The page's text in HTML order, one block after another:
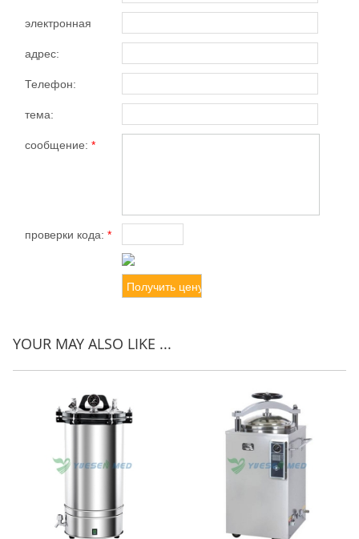
электронная
адрес:
Телефон:
тема:
сообщение:*
проверки кода:*
YOUR MAY ALSO LIKE ...